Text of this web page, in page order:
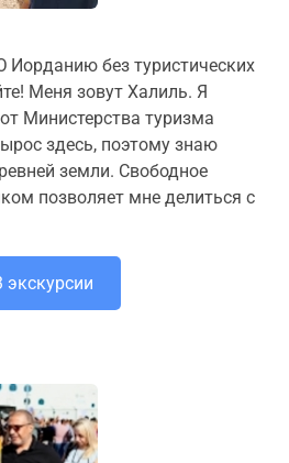
без туристических
Меня зовут Халиль. Я
Министерства туризма
здесь, поэтому знаю
земли. Свободное
позволяет мне делиться с
экскурсии